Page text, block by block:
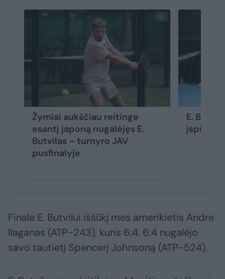
Žymiai aukščiau reitinge
esantį japoną nugalėjęs E.
Butvilas – turnyro JAV
pusfinalyje
E.
Finale E. Butvilui iššūkį mes amerikietis Andre
Ilaganas (ATP-243), kuris 6:4, 6:4 nugalėjo
savo tautietį Spencerį Johnsoną (ATP-524).